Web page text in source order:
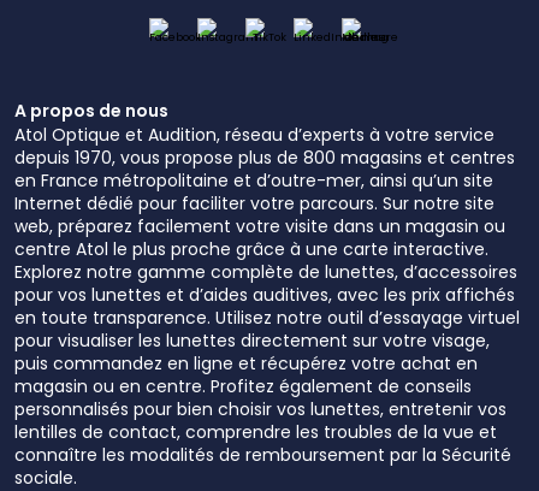
A propos de nous
Atol Optique et Audition, réseau d’experts à votre service
depuis 1970, vous propose plus de 800 magasins et centres
en France métropolitaine et d’outre-mer, ainsi qu’un site
Internet dédié pour faciliter votre parcours. Sur notre site
web, préparez facilement votre visite dans un magasin ou
centre Atol le plus proche grâce à une carte interactive.
Explorez notre gamme complète de lunettes, d’accessoires
pour vos lunettes et d’aides auditives, avec les prix affichés
en toute transparence. Utilisez notre outil d’essayage virtuel
pour visualiser les lunettes directement sur votre visage,
puis commandez en ligne et récupérez votre achat en
magasin ou en centre. Profitez également de conseils
personnalisés pour bien choisir vos lunettes, entretenir vos
lentilles de contact, comprendre les troubles de la vue et
connaître les modalités de remboursement par la Sécurité
sociale.